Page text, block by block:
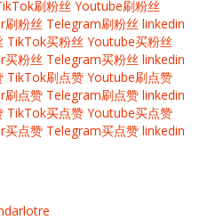
刷粉丝 Youtube刷粉丝
刷粉丝 Telegram刷粉丝 linkedin
TikTok买粉丝 Youtube买粉丝
买粉丝 Telegram买粉丝 linkedin
TikTok刷点赞 Youtube刷点赞
刷点赞 Telegram刷点赞 linkedin
TikTok买点赞 Youtube买点赞
买点赞 Telegram买点赞 linkedin